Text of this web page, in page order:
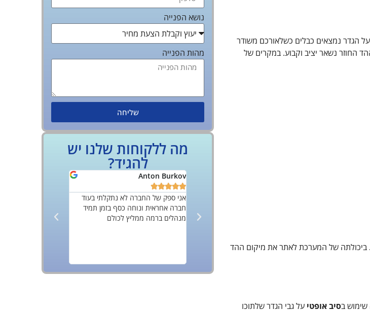
הגדר נמצאים כבלים כשלאורכם משודר
החוזר נשאר יציב וקבוע. במקרים של
ביכולתה של המערכת לאתר את מיקום ההד
בסיב אופטי על גבי הגדר שלתוכו
נושא הפנייה
מהות הפנייה
שליחה
מה ללקוחות שלנו יש
להגיד?
Anton Burkov





אני ספק של החברה לא נתקלתי בעוד
חברה אחראית ונוחה כסף בזמן תמיד
מנהלים ברמה ממליץ לכולם
ומנומסים פוטרים